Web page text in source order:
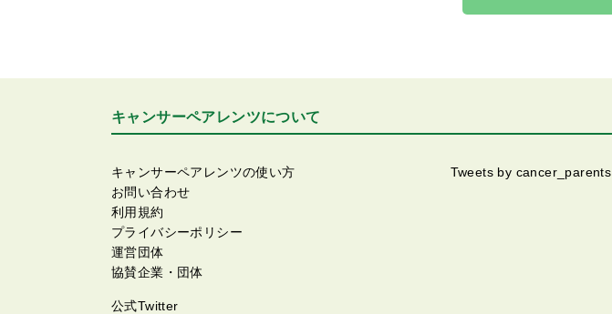
キャンサーペアレンツについて
キャンサーペアレンツの使い方
お問い合わせ
利用規約
プライバシーポリシー
運営団体
協賛企業・団体
公式Twitter
Tweets by cancer_parents